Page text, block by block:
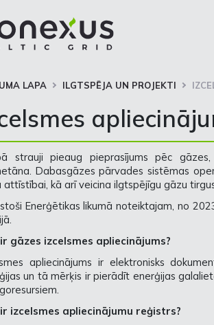
LAPA ILGTSPĒJA UN PROJEKTI
strauji pieaug pieprasījums pēc
Dabasgāzes pārvades sistēmas
attīstībai, kā arī veicina ilgtspējīgu gāzu
Enerģētikas likumā noteiktajam, no
gāzes izcelsmes apliecinājums?
apliecinājums ir elektronisks
un tā mērķis ir pierādīt enerģijas
izcelsmes apliecinājumu reģistrs?